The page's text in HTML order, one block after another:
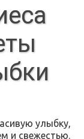
улыбку,
и свежестью.